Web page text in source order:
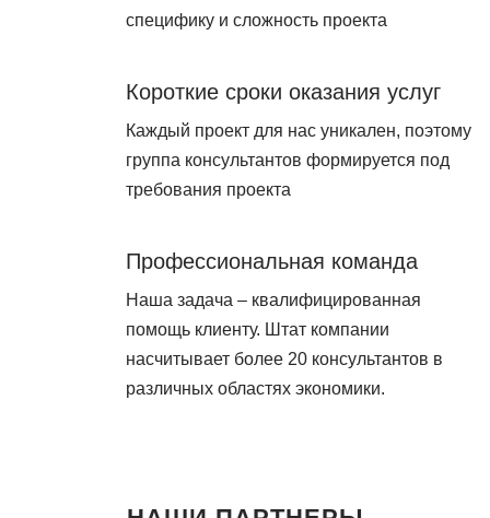
специфику и сложность проекта
Короткие сроки оказания услуг
Каждый проект для нас уникален, поэтому
группа консультантов формируется под
требования проекта
Профессиональная команда
Наша задача – квалифицированная
помощь клиенту. Штат компании
насчитывает более 20 консультантов в
различных областях экономики.